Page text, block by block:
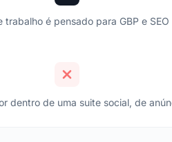
trabalho é pensado para GBP e SEO
dentro de uma suite social, de